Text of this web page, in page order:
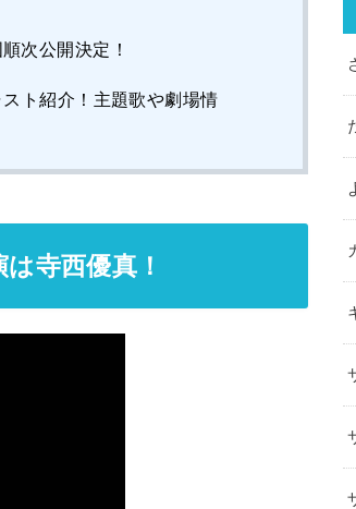
次公開決定！
ト紹介！主題歌や劇場情
寺西優真！